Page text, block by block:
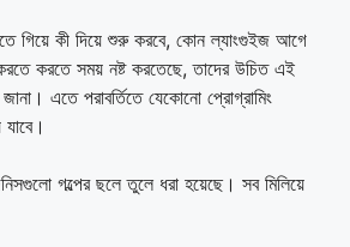
গিয়ে কী দিয়ে শুরু করবে, কোন ল্যাংগুইজ আগে
করতে সময় নষ্ট করতেছে, তাদের উচিত এই
এতে পরাবর্তিতে যেকোনো প্রোগ্রামিং
গল্পের ছলে তুলে ধরা হয়েছে। সব মিলিয়ে